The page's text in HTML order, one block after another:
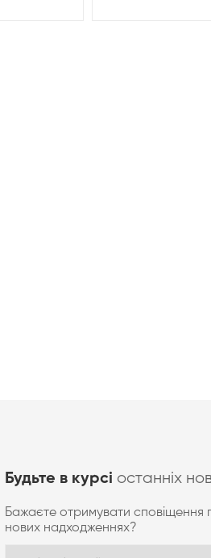
Будьте в курсі останніх
Бажаєте отримувати сповіщення
нових надходженнях?